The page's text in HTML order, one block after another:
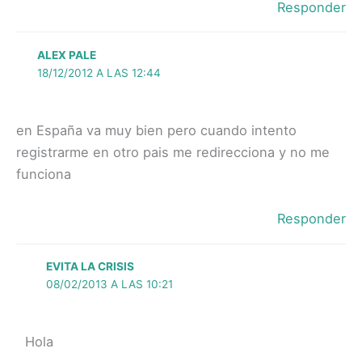
Responder
ALEX PALE
18/12/2012 A LAS 12:44
en España va muy bien pero cuando intento
registrarme en otro pais me redirecciona y no me
funciona
Responder
EVITA LA CRISIS
08/02/2013 A LAS 10:21
Hola